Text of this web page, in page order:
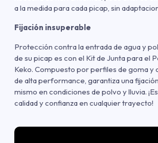
a la medida para cada picap, sin
Fijación insuperable
Protección contra la entrada de agua y
de su picap es con el Kit de Junta para el
Keko. Compuesto por perfiles de goma y
de alta performance, garantiza una
mismo en condiciones de polvo y lluvia.
calidad y confianza en cualquier trayecto!